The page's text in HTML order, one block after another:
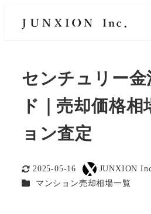
センチュリー金
ド｜売却価格
ョン査定
更新日
2025-05-16
著
者
JUNXION
カテゴリー
マンション売却相場一覧